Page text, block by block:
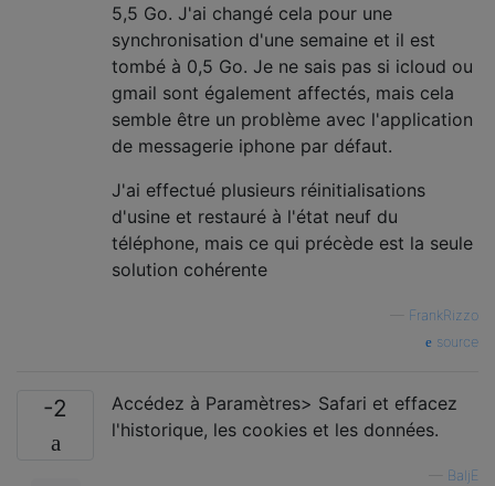
5,5 Go. J'ai changé cela pour une
synchronisation d'une semaine et il est
tombé à 0,5 Go. Je ne sais pas si icloud ou
gmail sont également affectés, mais cela
semble être un problème avec l'application
de messagerie iphone par défaut.
J'ai effectué plusieurs réinitialisations
d'usine et restauré à l'état neuf du
téléphone, mais ce qui précède est la seule
solution cohérente
FrankRizzo
source
-2
Accédez à Paramètres> Safari et effacez
l'historique, les cookies et les données.
BaljE